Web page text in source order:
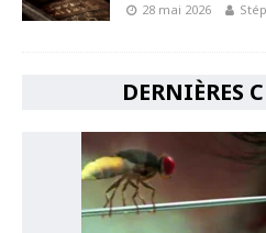
28 mai 2026
DERNIÈRES